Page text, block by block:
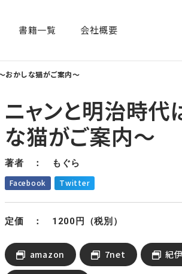
書籍一覧​ 会社概要
おかしな猫がご案内～
ニャンと明治時代
な猫がご案内～
著者 ： もぐら
Facebook Twitter
定価 ： 1200円（税別）
amazon 7net 紀